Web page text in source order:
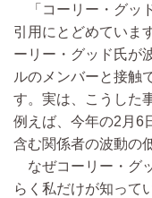
「コーリー・グッ
引用にとどめていま
ーリー・グッド氏が
ルのメンバーと接触
す。実は、こうした
例えば、今年の2月6
含む関係者の波動の
なぜコーリー・グ
らく私だけが知って